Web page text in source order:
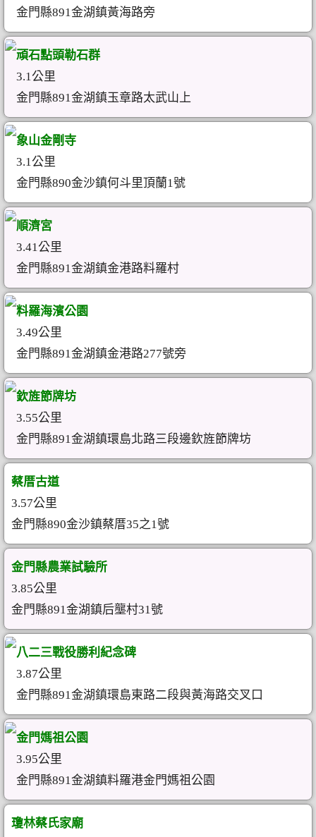
金門縣891金湖鎮黃海路旁
頑石點頭勒石群
3.1公里
金門縣891金湖鎮玉章路太武山上
象山金剛寺
3.1公里
金門縣890金沙鎮何斗里頂蘭1號
順濟宮
3.41公里
金門縣891金湖鎮金港路料羅村
料羅海濱公園
3.49公里
金門縣891金湖鎮金港路277號旁
欽旌節牌坊
3.55公里
金門縣891金湖鎮環島北路三段邊欽旌節牌坊
蔡厝古道
3.57公里
金門縣890金沙鎮蔡厝35之1號
金門縣農業試驗所
3.85公里
金門縣891金湖鎮后壟村31號
八二三戰役勝利紀念碑
3.87公里
金門縣891金湖鎮環島東路二段與黃海路交叉口
金門媽祖公園
3.95公里
金門縣891金湖鎮料羅港金門媽祖公園
瓊林蔡氏家廟